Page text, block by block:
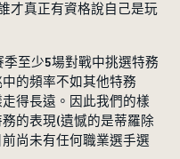
才真正有資格說自己是玩
至少5場對戰中挑選特務
的頻率不如其他特務
得長遠。因此我們的樣
的表現(遺憾的是蒂羅除
尚未有任何職業選手選